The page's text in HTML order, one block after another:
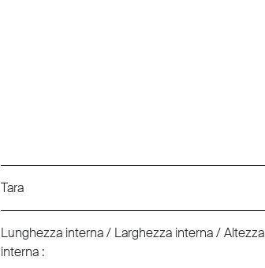
Tara
Lunghezza interna / Larghezza interna / Altezza
interna :